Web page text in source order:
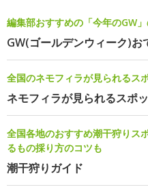
編集部おすすめの「今年のGW
GW(ゴールデンウィーク)お
全国のネモフィラが見られるス
ネモフィラが見られるスポ
全国各地のおすすめ潮干狩りス
るもの採り方のコツも
潮干狩りガイド